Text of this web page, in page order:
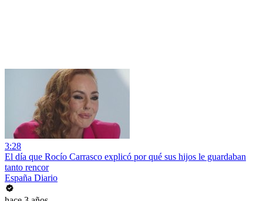
3:28
El día que Rocío Carrasco explicó por qué sus hijos le guardaban
tanto rencor
España Diario